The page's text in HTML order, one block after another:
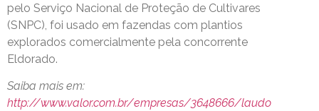
pelo Serviço Nacional de Proteção de Cultivares
(SNPC), foi usado em fazendas com plantios
explorados comercialmente pela concorrente
Eldorado.
Saiba mais em:
http://www.valor.com.br/empresas/3648666/laudo